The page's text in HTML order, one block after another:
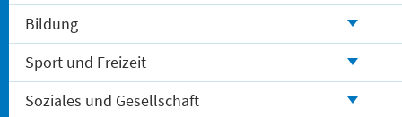
Bildung
Sport und Freizeit
Soziales und Gesellschaft